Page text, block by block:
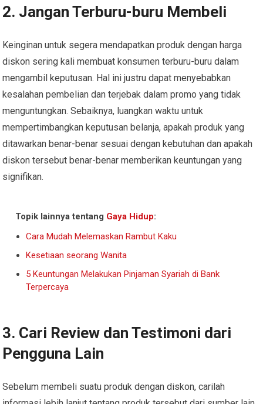
2. Jangan Terburu-buru Membeli
Keinginan untuk segera mendapatkan produk dengan harga
diskon sering kali membuat konsumen terburu-buru dalam
mengambil keputusan. Hal ini justru dapat menyebabkan
kesalahan pembelian dan terjebak dalam promo yang tidak
menguntungkan. Sebaiknya, luangkan waktu untuk
mempertimbangkan keputusan belanja, apakah produk yang
ditawarkan benar-benar sesuai dengan kebutuhan dan apakah
diskon tersebut benar-benar memberikan keuntungan yang
signifikan.
Topik lainnya tentang Gaya Hidup:
Cara Mudah Melemaskan Rambut Kaku
Kesetiaan seorang Wanita
5 Keuntungan Melakukan Pinjaman Syariah di Bank
Terpercaya
3. Cari Review dan Testimoni dari
Pengguna Lain
Sebelum membeli suatu produk dengan diskon, carilah